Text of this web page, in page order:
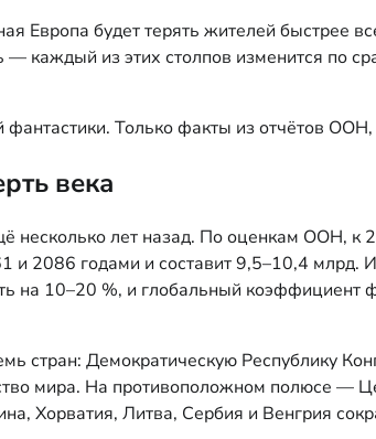
Европа будет терять жителей быстрее
— каждый из этих столпов изменится по
Только факты из отчётов
века
несколько лет назад. По оценкам ООН, к
и 2086 годами и составит 9,5–10,4 млрд.
10–20 %, и глобальный коэффициент
стран: Демократическую Республику
мира. На противоположном полюсе —
Хорватия, Литва, Сербия и Венгрия